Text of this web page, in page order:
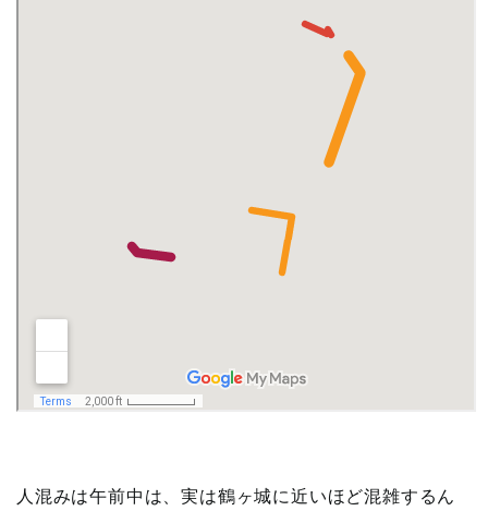
人混みは午前中は、実は鶴ヶ城に近いほど混雑するん